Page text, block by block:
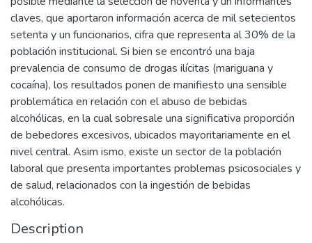
claves, que aportaron información acerca de mil setecientos
setenta y un funcionarios, cifra que representa al 30% de la
población institucional. Si bien se encontró una baja
prevalencia de consumo de drogas ilícitas (mariguana y
cocaína), los resultados ponen de manifiesto una sensible
problemática en relación con el abuso de bebidas
alcohólicas, en la cual sobresale una significativa proporción
de bebedores excesivos, ubicados mayoritariamente en el
nivel central. Asim ismo, existe un sector de la población
laboral que presenta importantes problemas psicosociales y
de salud, relacionados con la ingestión de bebidas
alcohólicas.
Description